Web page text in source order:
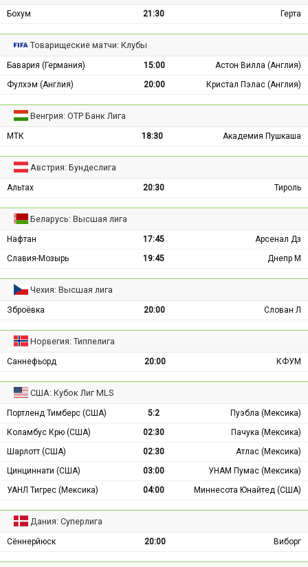
Бохум 21:30 Герта
Товарищеские матчи: Клубы
Бавария (Германия) 15:00
Астон Вилла (Англия)
Фулхэм (Англия)
20:00 Кристал Пэлас (Англия)
Венгрия: ОТР Банк Лига
МТК 18:30 Академия Пушкаша
Австрия: Бундеслига
Альтах 20:30 Тироль
Беларусь: Высшая лига
Нафтан 17:45
Арсенал Дз
Славия-Мозырь
19:45 Днепр М
Чехия: Высшая лига
Зброёвка 20:00 Слован Л
Норвегия: Типпелига
Саннефьорд 20:00 КФУМ
США: Кубок Лиг MLS
Портленд Тимберс (США) 5:2
Пуэбла (Мексика)
Коламбус Крю (США)
02:30
Пачука (Мексика)
Шарлотт (США)
02:30
Атлас (Мексика)
Цинциннати (США)
03:00
УНАМ Пумас (Мексика)
УАНЛ Тигрес (Мексика)
04:00 Миннесота Юнайтед (США)
Дания: Суперлига
Сённерйюск 20:00 Виборг